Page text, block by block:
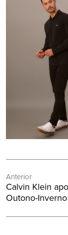
de
Post
Anterior
Post
Anterior:
Calvin Klein
Outono-